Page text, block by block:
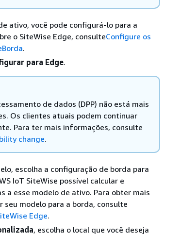
ativo, você pode configurá-lo para a
o SiteWise Edge, consulteConfigure os
.
para Edge.
de dados (DPP) não está mais
Os clientes atuais podem continuar
Para ter mais informações, consulte
change.
escolha a configuração de borda para
IoT SiteWise possível calcular e
a esse modelo de ativo. Para obter mais
modelo para a borda, consulte
Edge.
, escolha o local que você deseja